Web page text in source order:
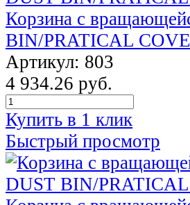
Корзина с
BIN/PRATICAL
Артикул: 803
4 934.26 руб.
Купить в 1 клик
Быстрый просмотр